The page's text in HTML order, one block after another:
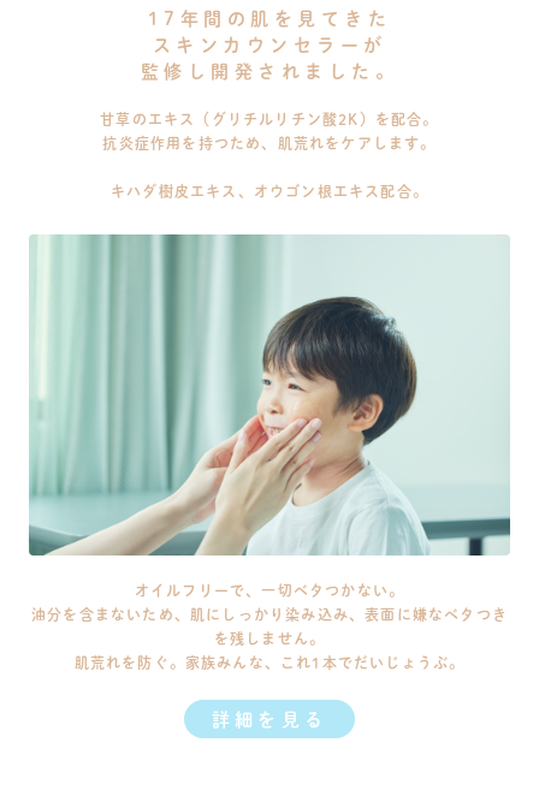
17年間の肌を見てきた
スキンカウンセラーが
監修し開発されました。
甘草のエキス（グリチルリチン酸2K）を配合。
抗炎症作用を持つため、肌荒れをケアします。
キハダ樹皮エキス、オウゴン根エキス配合。
オイルフリーで、一切ベタつかない。
油分を含まないため、肌にしっかり染み込み、表面に嫌なベタつき
を残しません。
肌荒れを防ぐ。家族みんな、これ1本でだいじょうぶ。
詳細を見る